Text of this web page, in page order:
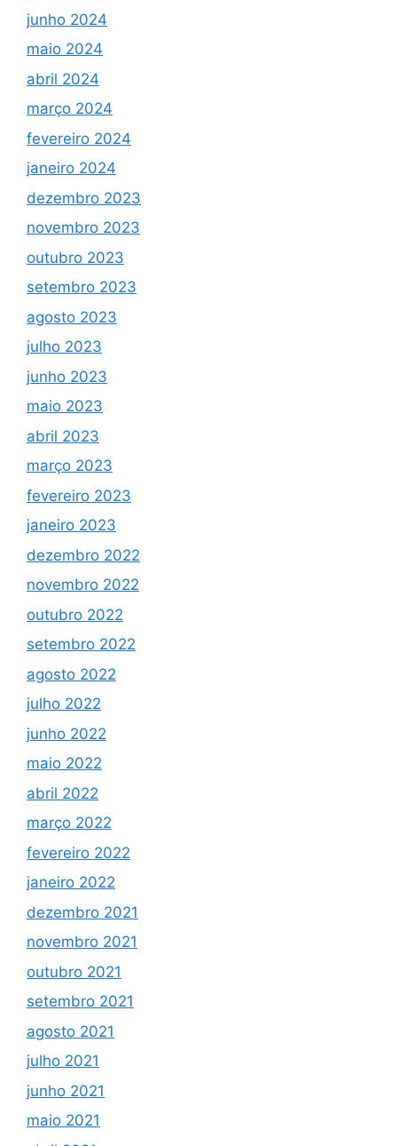
junho 2024
maio 2024
abril 2024
março 2024
fevereiro 2024
janeiro 2024
dezembro 2023
novembro 2023
outubro 2023
setembro 2023
agosto 2023
julho 2023
junho 2023
maio 2023
abril 2023
março 2023
fevereiro 2023
janeiro 2023
dezembro 2022
novembro 2022
outubro 2022
setembro 2022
agosto 2022
julho 2022
junho 2022
maio 2022
abril 2022
março 2022
fevereiro 2022
janeiro 2022
dezembro 2021
novembro 2021
outubro 2021
setembro 2021
agosto 2021
julho 2021
junho 2021
maio 2021